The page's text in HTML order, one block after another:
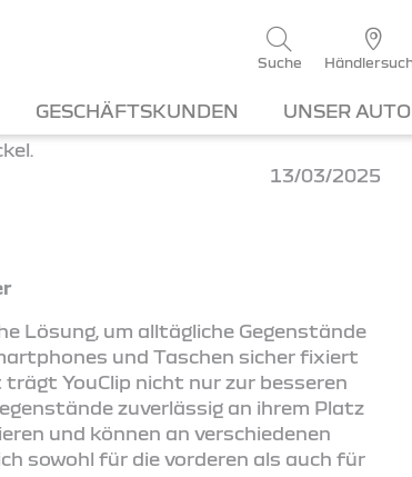
Suche
GESCHÄFTSKUNDEN UNSER
13/03/2025
Lösung, um alltägliche Gegenstände
und Taschen sicher fixiert
YouClip nicht nur zur besseren
zuverlässig an ihrem Platz
und können an verschiedenen
sowohl für die vorderen als auch für